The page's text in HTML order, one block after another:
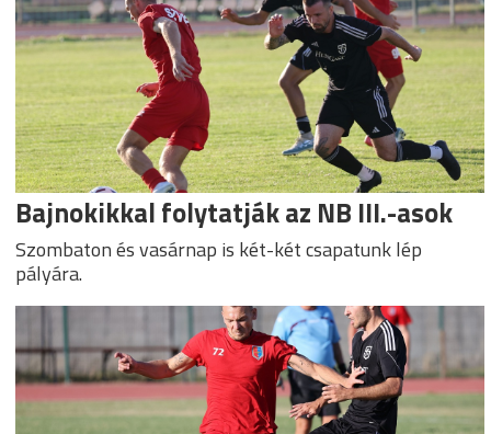
Bajnokikkal folytatják az NB III.-asok
Szombaton és vasárnap is két-két csapatunk lép
pályára.